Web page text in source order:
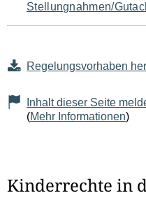
Stellungnahmen/
Regelungsvorhaben
Inhalt dieser Seite
(Mehr Informationen)
Kinderrechte in